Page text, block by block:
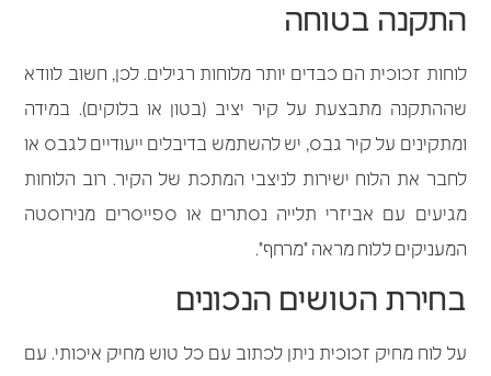
התקנה בטוחה
לוחות זכוכית הם כבדים יותר מלוחות רגילים. לכן, חשוב לוודא
שההתקנה מתבצעת על קיר יציב (בטון או בלוקים). במידה
ומתקינים על קיר גבס, יש להשתמש בדיבלים ייעודיים לגבס או
לחבר את הלוח ישירות לניצבי המתכת של הקיר. רוב הלוחות
מגיעים עם אביזרי תלייה נסתרים או ספייסרים מנירוסטה
המעניקים ללוח מראה "מרחף".
בחירת הטושים הנכונים
על לוח מחיק זכוכית ניתן לכתוב עם כל טוש מחיק איכותי. עם